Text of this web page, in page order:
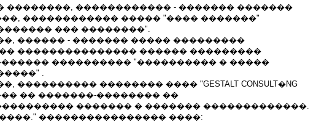
��������, ������������ - ������� �������
������������ ����� "���� �������"
��� ��������".
������ - ������� ����� ���������
��������������� ������ ���������
���������� "���������� � �����
.
���������� �������� ���� "GESTALT CONSULT�NG
�� �������-�������� ��
������� � ������� �������������.
���������������� ����: